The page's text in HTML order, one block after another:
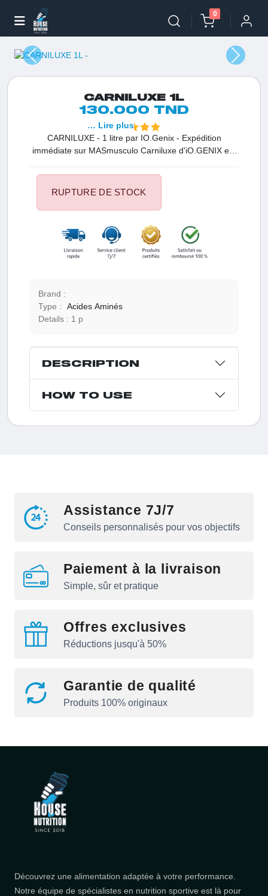
0
CARNILUXE 1L
130.000 TND
CARNILUXE - 1 litre par IO.Genix - Expédition
immédiate sur MASmusculo Carniluxe d'iO.GENIX est
carnitine sous forme liquide, parfait pour stimuler la
perte de graisse, améliorer la récupération post-
… Lire plus
RUPTURE DE STOCK
Brand :
Type :
Acides Aminés
Details :
1 p
DESCRIPTION
HOW TO USE
Assistance 7J/7
Conseils personnalisés pour vos objectifs
Paiement à la livraison
Simple, sûr et pratique
Offres exclusives
Réductions jusqu'à 50%
Garantie de qualité
Produits 100% originaux
Découvrez une alimentation adaptée à votre performance.
Notre équipe de spécialistes en nutrition sportive est là pour